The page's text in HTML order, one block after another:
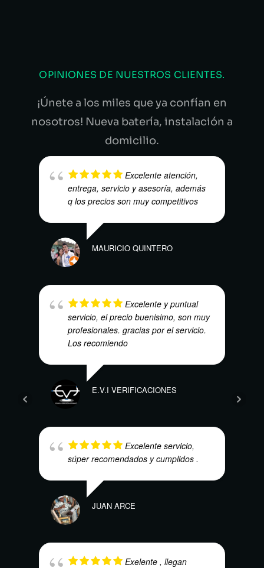
OPINIONES DE NUESTROS CLIENTES.
¡Únete a los miles que ya confían en
nosotros! Nueva batería, instalación a
domicilio.
Excelente atención,
entrega, servicio y asesoría, además
q los precios son muy competitivos
MAURICIO QUINTERO
Excelente y puntual
servicio, el precio buenisimo, son muy
profesionales. gracias por el servicio.
Los recomiendo
E.V.I VERIFICACIONES
Excelente servicio,
súper recomendados y cumplidos .
JUAN ARCE
Exelente , llegan